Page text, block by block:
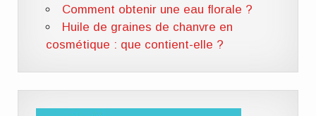
Comment obtenir une eau florale ?
Huile de graines de chanvre en
cosmétique : que contient-elle ?